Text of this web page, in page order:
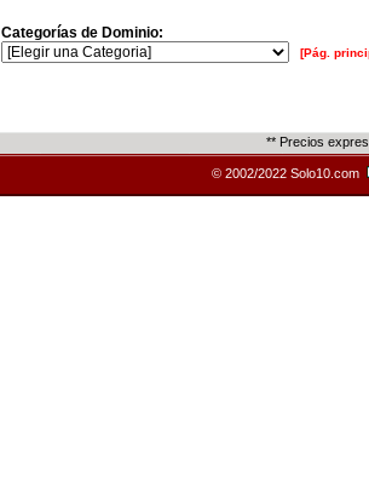
Categorías de Dominio:
[Pág.
** Precios
© 2002/2022 Solo10.com